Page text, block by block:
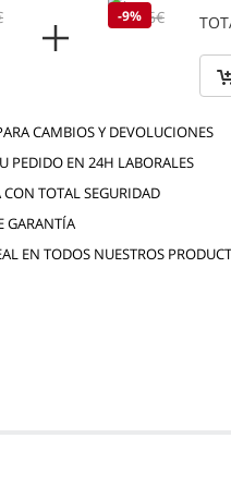
-9%
6€ 6.6€
CAMBIOS Y DEVOLUCIONES
PEDIDO EN 24H LABORALES
TOTAL SEGURIDAD
GARANTÍA
EN TODOS NUESTROS